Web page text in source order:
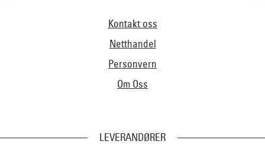
Kontakt oss
Netthandel
Personvern
Om Oss
LEVERANDØRER